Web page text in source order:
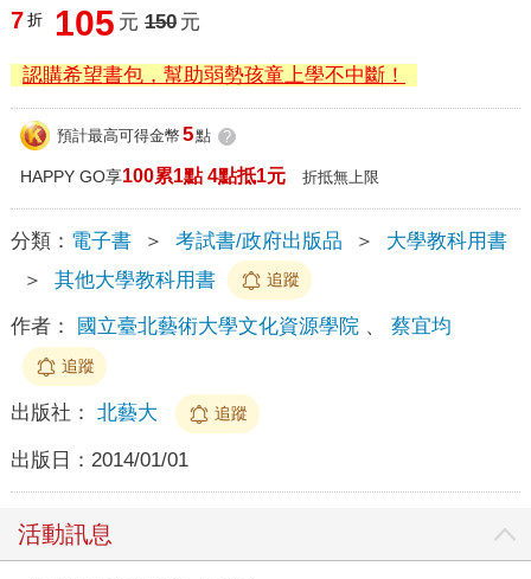
7 折 105 元 150 元
認購希望書包，幫助弱勢孩童上學不中斷！
預計最高可得金幣 5點 ?
HAPPY GO享100累1點 4點抵1元 折抵無上限
分類： 電子書 ＞ 考試書/政府出版品 ＞
大學教科用書
＞
其他大學教科用書 追蹤
作者： 國立臺北藝術大學文化資源學院、 蔡宜均
追蹤
出版社： 北藝大 追蹤
出版日： 2014/01/01
活動訊息